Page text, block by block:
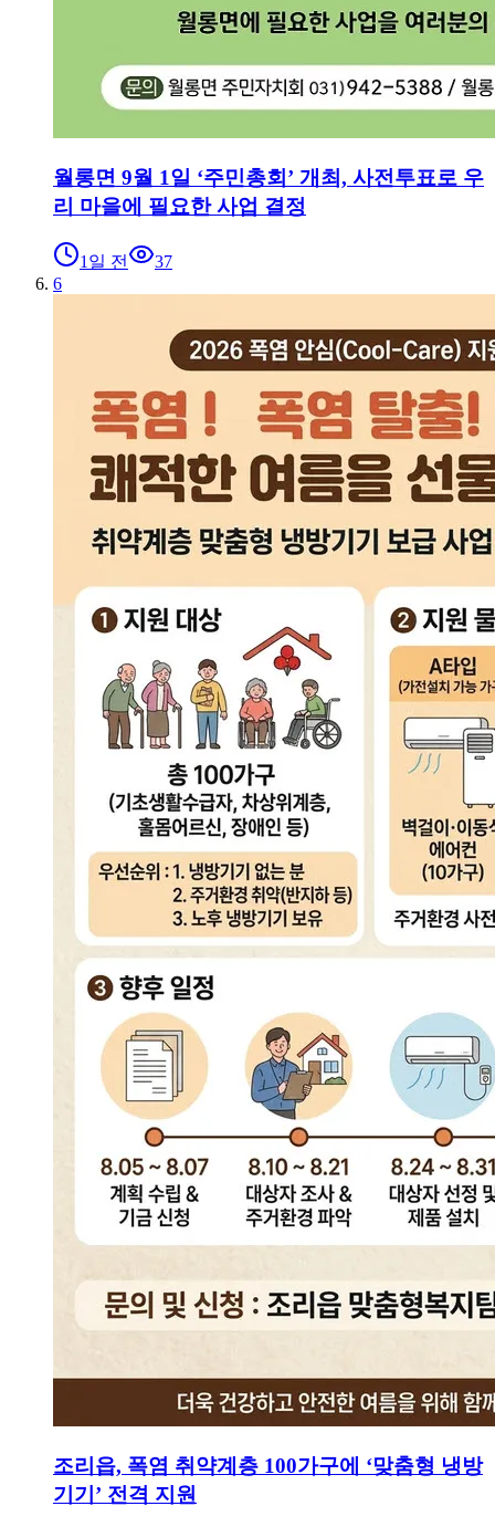
월롱면 9월 1일 ‘주민총회’ 개최, 사전투표로 우
리 마을에 필요한 사업 결정
1일 전
37
6
조리읍, 폭염 취약계층 100가구에 ‘맞춤형 냉방
기기’ 전격 지원